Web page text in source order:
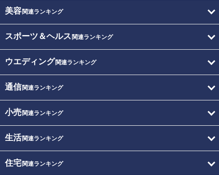
美容関連ランキング
スポーツ＆ヘルス 関連ランキング
ウエディング関連ランキング
通信関連ランキング
小売関連ランキング
生活関連ランキング
住宅関連ランキング